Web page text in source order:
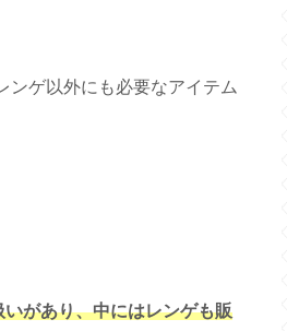
ンゲ以外にも必要なアイテム
があり、中にはレンゲも販